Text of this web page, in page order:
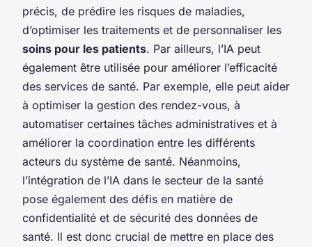
précis, de prédire les risques de maladies,
d’optimiser les traitements et de personnaliser les
soins pour les patients. Par ailleurs, l’IA peut
également être utilisée pour améliorer l’efficacité
des services de santé. Par exemple, elle peut aider
à optimiser la gestion des rendez-vous, à
automatiser certaines tâches administratives et à
améliorer la coordination entre les différents
acteurs du système de santé. Néanmoins,
l’intégration de l’IA dans le secteur de la santé
pose également des défis en matière de
confidentialité et de sécurité des données de
santé. Il est donc crucial de mettre en place des